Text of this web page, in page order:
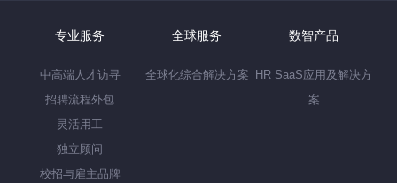
专业服务
中高端人才访寻
招聘流程外包
灵活用工
独立顾问
校招与雇主品牌
全球服务
全球化综合解决方案
数智产品
HR SaaS应用及解决方
案